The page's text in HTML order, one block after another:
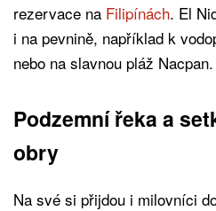
rezervace na Filipínách. El
i na pevnině, například k
nebo na slavnou pláž Nacpan.
Podzemní řeka a
obry
Na své si přijdou i milovníci